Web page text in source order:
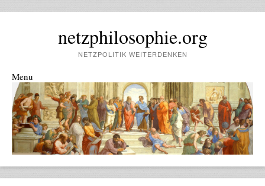
netzphilosophie.org
NETZPOLITIK WEITERDENKEN
Menu
Skip to content